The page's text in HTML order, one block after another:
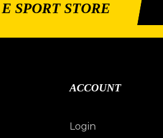
SPORT STORE
ACCOUNT
Login